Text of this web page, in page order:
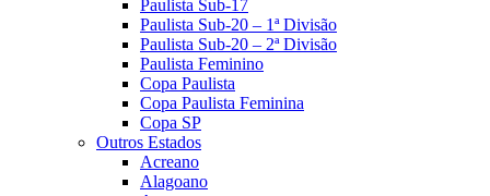
Paulista Sub-17
Paulista Sub-20 – 1ª Divisão
Paulista Sub-20 – 2ª Divisão
Paulista Feminino
Copa Paulista
Copa Paulista Feminina
Copa SP
Outros Estados
Acreano
Alagoano